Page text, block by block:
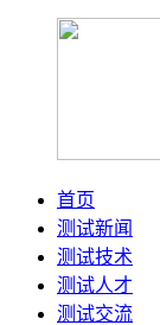
首页
测试新闻
测试技术
测试人才
测试交流